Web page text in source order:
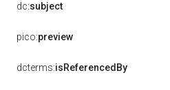
dc:subject
pico:preview
dcterms:isReferencedBy